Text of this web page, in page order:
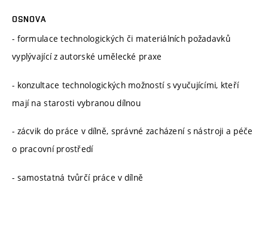
OSNOVA
- formulace technologických či materiálních požadavků
vyplývající z autorské umělecké praxe
- konzultace technologických možností s vyučujícími, kteří
mají na starosti vybranou dílnou
- zácvik do práce v dílně, správné zacházení s nástroji a péče
o pracovní prostředí
- samostatná tvůrčí práce v dílně